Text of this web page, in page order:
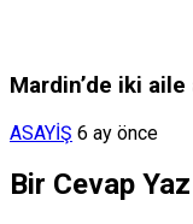
Mardin’de iki aile
ASAYİŞ 6 ay önce
Bir Cevap Yaz